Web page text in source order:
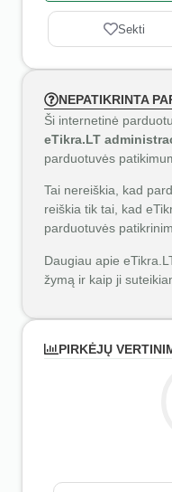
Sekti
NEPATIKRINTA
Ši internetinė
eTikra.LT
parduotuvės
Tai nereiškia, kad
reiškia tik tai, kad
parduotuvės
Daugiau apie
žymą ir kaip ji
PIRKĖJŲ